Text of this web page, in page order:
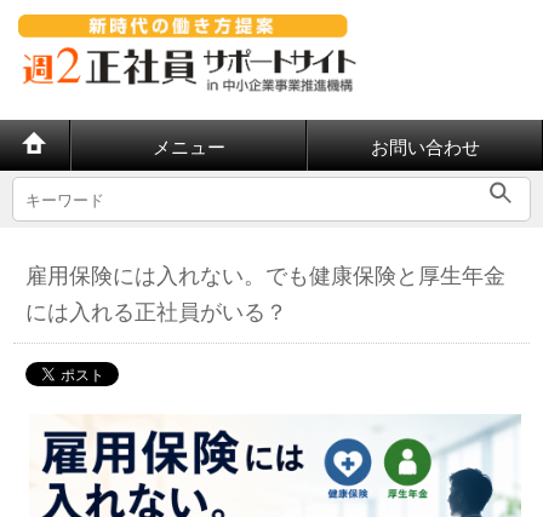
メニュー お問い合わせ
雇用保険には入れない。でも健康保険と厚生年金
には入れる正社員がいる？